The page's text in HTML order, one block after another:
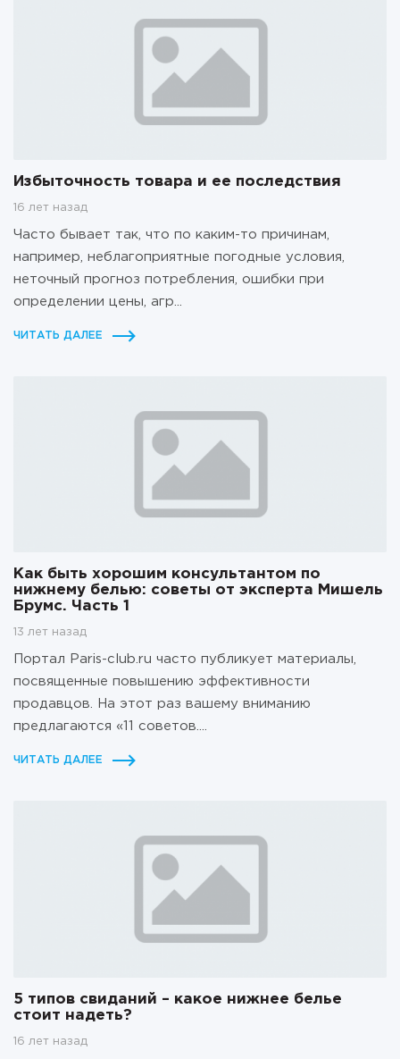
Избыточность товара и ее последствия
16 лет назад
Часто бывает так, что по каким-то причинам,
например, неблагоприятные погодные условия,
неточный прогноз потребления, ошибки при
определении цены, агр...
ЧИТАТЬ ДАЛЕЕ
Как быть хорошим консультантом по
нижнему белью: советы от эксперта Мишель
Брумс. Часть 1
13 лет назад
Портал Paris-club.ru часто публикует материалы,
посвященные повышению эффективности
продавцов. На этот раз вашему вниманию
предлагаются «11 советов....
ЧИТАТЬ ДАЛЕЕ
5 типов свиданий – какое нижнее белье
стоит надеть?
16 лет назад